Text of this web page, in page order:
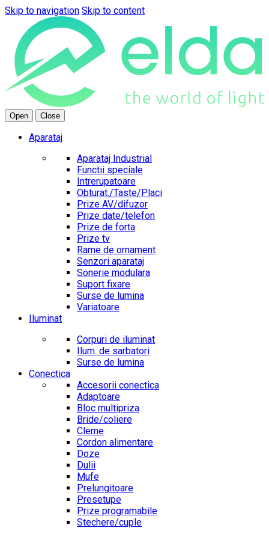
Skip to navigation Skip to content
Open Close
Aparataj
Aparataj Industrial
Functii speciale
Intrerupatoare
Obturat./Taste/Placi
Prize AV/difuzor
Prize date/telefon
Prize de forta
Prize tv
Rame de ornament
Senzori aparataj
Sonerie modulara
Suport fixare
Surse de lumina
Variatoare
Iluminat
Corpuri de iluminat
Ilum. de sarbatori
Surse de lumina
Conectica
Accesorii conectica
Adaptoare
Bloc multipriza
Bride/coliere
Cleme
Cordon alimentare
Doze
Dulii
Mufe
Prelungitoare
Presetupe
Prize programabile
Stechere/cuple